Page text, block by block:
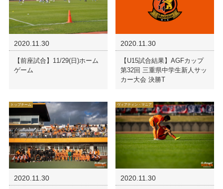
2020.11.30
【前座試合】11/29(日)ホーム
ゲーム
2020.11.30
【U15試合結果】AGFカップ
第32回 三重県中学生新人サッ
カー大会 決勝T
トップチーム
2020.11.30
ヴィアティン・マニア
2020.11.30